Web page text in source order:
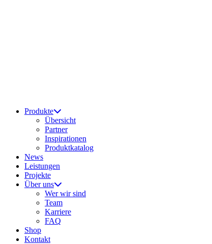
Produkte
Übersicht
Partner
Inspirationen
Produktkatalog
News
Leistungen
Projekte
Über uns
Wer wir sind
Team
Karriere
FAQ
Shop
Kontakt